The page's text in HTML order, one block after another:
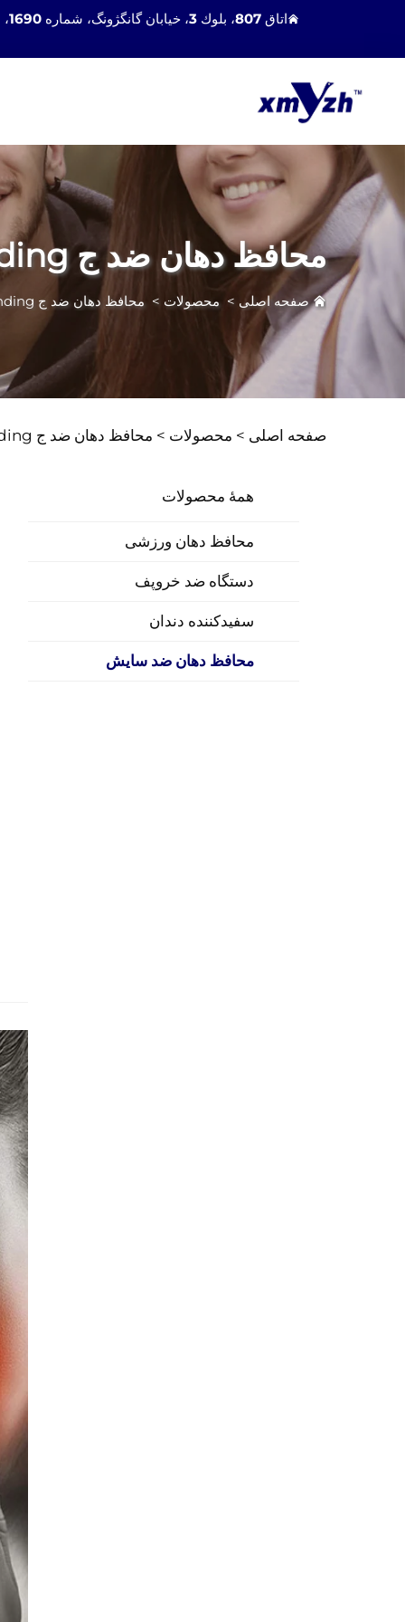
اتاق 807، بلوك 3، خیابان گانگژونگ، شماره 1690، منطقه هولی، شهر زیامن، چین 361100
محافظ دهان ضد ج grinding
صفحه اصلی > محصولات > محافظ دهان ضد ج grinding
صفحه اصلی > محصولات > محافظ دهان ضد ج grinding
همهٔ محصولات
محافظ دهان ورزشی
دستگاه ضد خروپف
سفیدکننده دندان
محافظ دهان ضد سایش